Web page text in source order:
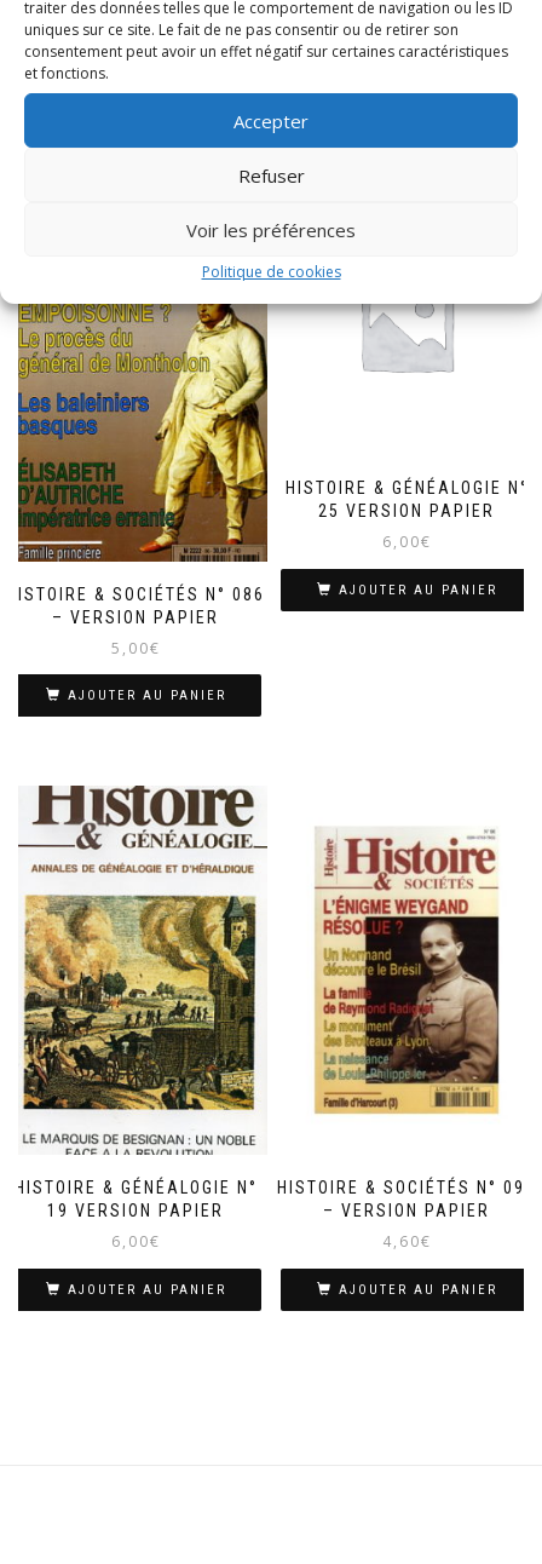
traiter des données telles que le comportement de navigation ou les ID
uniques sur ce site. Le fait de ne pas consentir ou de retirer son
consentement peut avoir un effet négatif sur certaines caractéristiques
et fonctions.
Accepter
Refuser
Voir les préférences
Politique de cookies
PRODUITS SIMILAIRES
HISTOIRE & SOCIÉTÉS N° 086
– VERSION PAPIER
5,00€
AJOUTER AU PANIER
HISTOIRE & GÉNÉALOGIE N°
25 VERSION PAPIER
6,00€
AJOUTER AU PANIER
HISTOIRE & GÉNÉALOGIE N°
19 VERSION PAPIER
6,00€
AJOUTER AU PANIER
HISTOIRE & SOCIÉTÉS N° 096
– VERSION PAPIER
4,60€
AJOUTER AU PANIER